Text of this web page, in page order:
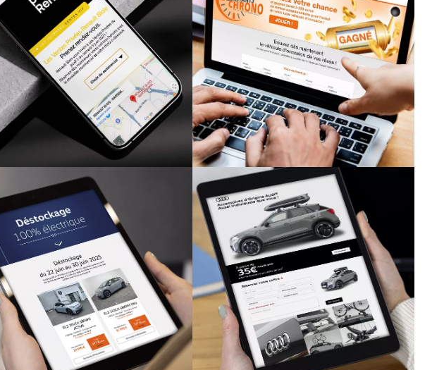
RENAULT
Opération "Ventes
privées Renault"
WARSEMANN OCCASIONS
Jeu en ligne - Les
instants "Chrono"
TOUTES MARQUES
AUTOMOBILES
Déstockage de
véhicules
TOUTES MARQUES
AUTOMOBILES
Offres et
promotions